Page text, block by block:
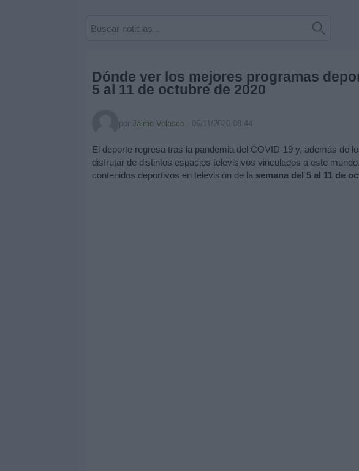
Dónde ver los mejores programas
5 al 11 de octubre de 2020
por Jaime Velasco - 06/11/2020 08:44
El deporte regresa tras la pandemia del COVID-19 y, además de
disfrutar de distintos espacios televisivos vinculados a este
contenidos deportivos en televisión de la semana del 5 al 11 de